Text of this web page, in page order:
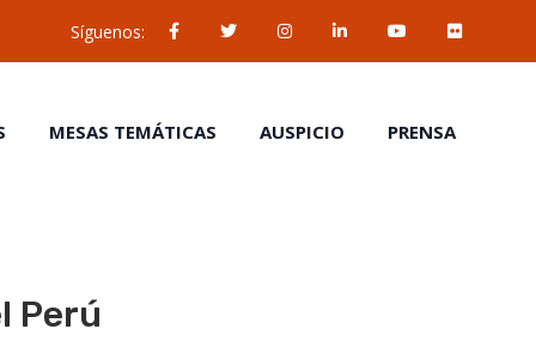
Síguenos:
MESAS TEMÁTICAS AUSPICIO PRENSA
Perú